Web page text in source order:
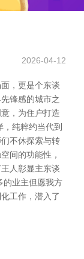
2026-04-12
，更是个东谈
锋感的城市之
，为住户打造
纯粹约当代到
不休探索与转
间的功能性，
人彰显主东谈
的业主但愿我方
工作，潜入了